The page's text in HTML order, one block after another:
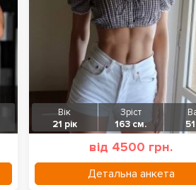
Вік
21 рік
Зріст
163 см.
від 4500 грн.
Детальна анкета